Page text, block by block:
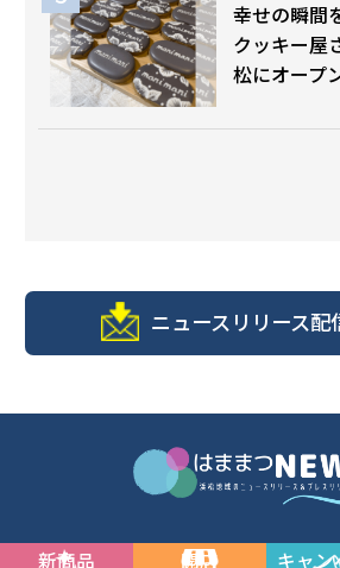
幸せの瞬間
クッキー屋
松にオープ
ニュースリリース配
新商品 開店 キャン